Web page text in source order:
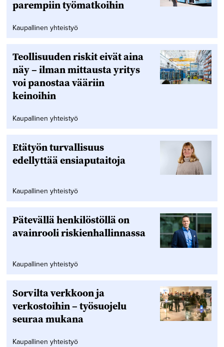
parempiin työmatkoihin
Kaupallinen yhteistyö
Teollisuuden riskit eivät aina
näy – ilman mittausta yritys
voi panostaa vääriin
keinoihin
Kaupallinen yhteistyö
Etätyön turvallisuus
edellyttää ensiaputaitoja
Kaupallinen yhteistyö
Pätevällä henkilöstöllä on
avainrooli riskienhallinnassa
Kaupallinen yhteistyö
Sorvilta verkkoon ja
verkostoihin – työsuojelu
seuraa mukana
Kaupallinen yhteistyö